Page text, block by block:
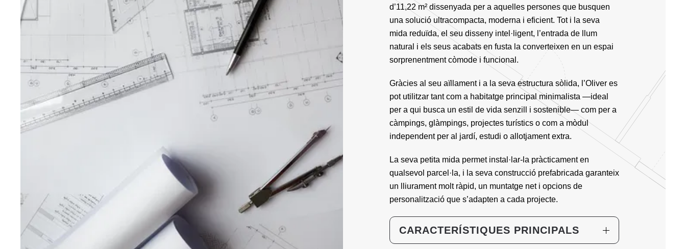
d’11,22 m² dissenyada per a aquelles persones que busquen
una solució ultracompacta, moderna i eficient. Tot i la seva
mida reduïda, el seu disseny intel·ligent, l’entrada de llum
natural i els seus acabats en fusta la converteixen en un espai
sorprenentment còmode i funcional.
Gràcies al seu aïllament i a la seva estructura sòlida, l’Oliver es
pot utilitzar tant com a habitatge principal minimalista —ideal
per a qui busca un estil de vida senzill i sostenible— com per a
càmpings, glàmpings, projectes turístics o com a mòdul
independent per al jardí, estudi o allotjament extra.
La seva petita mida permet instal·lar-la pràcticament en
qualsevol parcel·la, i la seva construcció prefabricada garanteix
un lliurament molt ràpid, un muntatge net i opcions de
personalització que s’adapten a cada projecte.
CARACTERÍSTIQUES PRINCIPALS